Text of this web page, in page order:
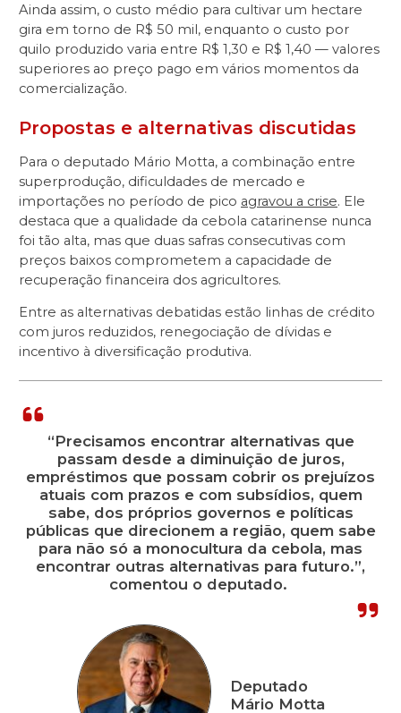
Ainda assim, o custo médio para cultivar um hectare
gira em torno de R$ 50 mil, enquanto o custo por
quilo produzido varia entre R$ 1,30 e R$ 1,40 — valores
superiores ao preço pago em vários momentos da
comercialização.
Propostas e alternativas discutidas
Para o deputado Mário Motta, a combinação entre
superprodução, dificuldades de mercado e
importações no período de pico agravou a crise. Ele
destaca que a qualidade da cebola catarinense nunca
foi tão alta, mas que duas safras consecutivas com
preços baixos comprometem a capacidade de
recuperação financeira dos agricultores.
Entre as alternativas debatidas estão linhas de crédito
com juros reduzidos, renegociação de dívidas e
incentivo à diversificação produtiva.
“Precisamos encontrar alternativas que
passam desde a diminuição de juros,
empréstimos que possam cobrir os prejuízos
atuais com prazos e com subsídios, quem
sabe, dos próprios governos e políticas
públicas que direcionem a região, quem sabe
para não só a monocultura da cebola, mas
encontrar outras alternativas para futuro.”,
comentou o deputado.
Deputado
Mário Motta